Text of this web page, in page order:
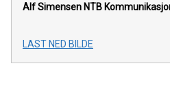
Alf Simensen NTB
LAST NED BILDE